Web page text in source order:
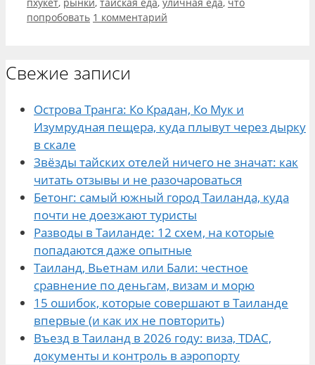
попробовать 1 комментарий
Свежие записи
Острова Транга: Ко Крадан, Ко Мук и
Изумрудная пещера, куда плывут через дырку
в скале
Звёзды тайских отелей ничего не значат: как
читать отзывы и не разочароваться
Бетонг: самый южный город Таиланда, куда
почти не доезжают туристы
Разводы в Таиланде: 12 схем, на которые
попадаются даже опытные
Таиланд, Вьетнам или Бали: честное
сравнение по деньгам, визам и морю
15 ошибок, которые совершают в Таиланде
впервые (и как их не повторить)
Въезд в Таиланд в 2026 году: виза, TDAC,
документы и контроль в аэропорту